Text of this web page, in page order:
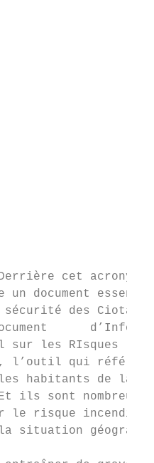
cet acronyme,
un document
des
sur les RIsques
l’outil qui
les habitants de
Et ils sont
le risque
situation